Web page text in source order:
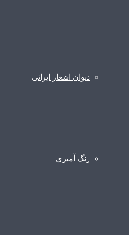
دیوان اشعار ایرانی
رنگ آمیزی